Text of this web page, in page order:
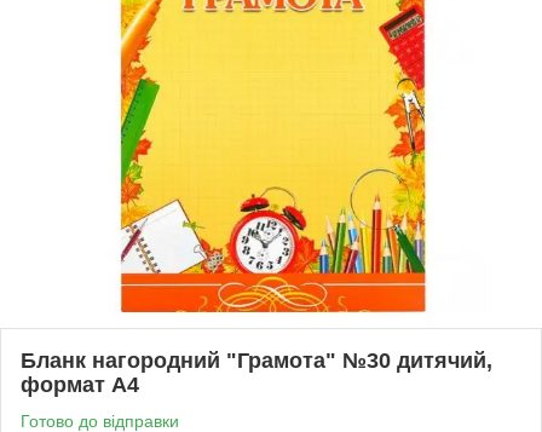
Бланк нагородний "Грамота" №30 дитячий,
формат А4
Готово до відправки